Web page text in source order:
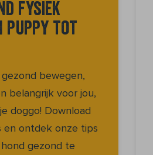
fysiek
puppy tot
bewegen,
belangrijk voor jou,
doggo! Download
en ontdek onze tips
gezond te